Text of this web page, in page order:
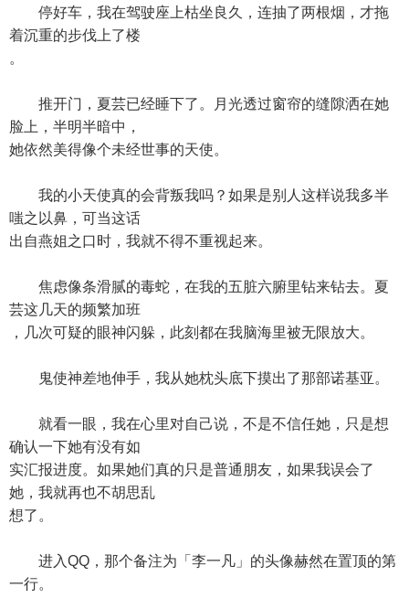
停好车，我在驾驶座上枯坐良久，连抽了两根烟，才拖
着沉重的步伐上了楼
。
推开门，夏芸已经睡下了。月光透过窗帘的缝隙洒在她
脸上，半明半暗中，
她依然美得像个未经世事的天使。
我的小天使真的会背叛我吗？如果是别人这样说我多半
嗤之以鼻，可当这话
出自燕姐之口时，我就不得不重视起来。
焦虑像条滑腻的毒蛇，在我的五脏六腑里钻来钻去。夏
芸这几天的频繁加班
，几次可疑的眼神闪躲，此刻都在我脑海里被无限放大。
鬼使神差地伸手，我从她枕头底下摸出了那部诺基亚。
就看一眼，我在心里对自己说，不是不信任她，只是想
确认一下她有没有如
实汇报进度。如果她们真的只是普通朋友，如果我误会了
她，我就再也不胡思乱
想了。
进入QQ，那个备注为「李一凡」的头像赫然在置顶的第
一行。